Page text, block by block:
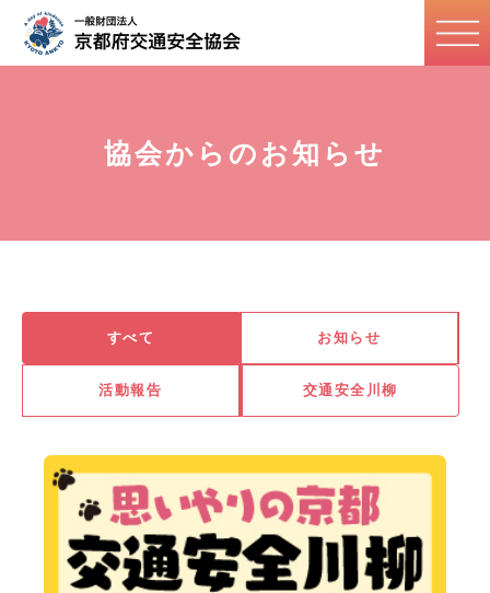
協会からのお知らせ
すべて お知らせ
活動報告 交通安全川柳